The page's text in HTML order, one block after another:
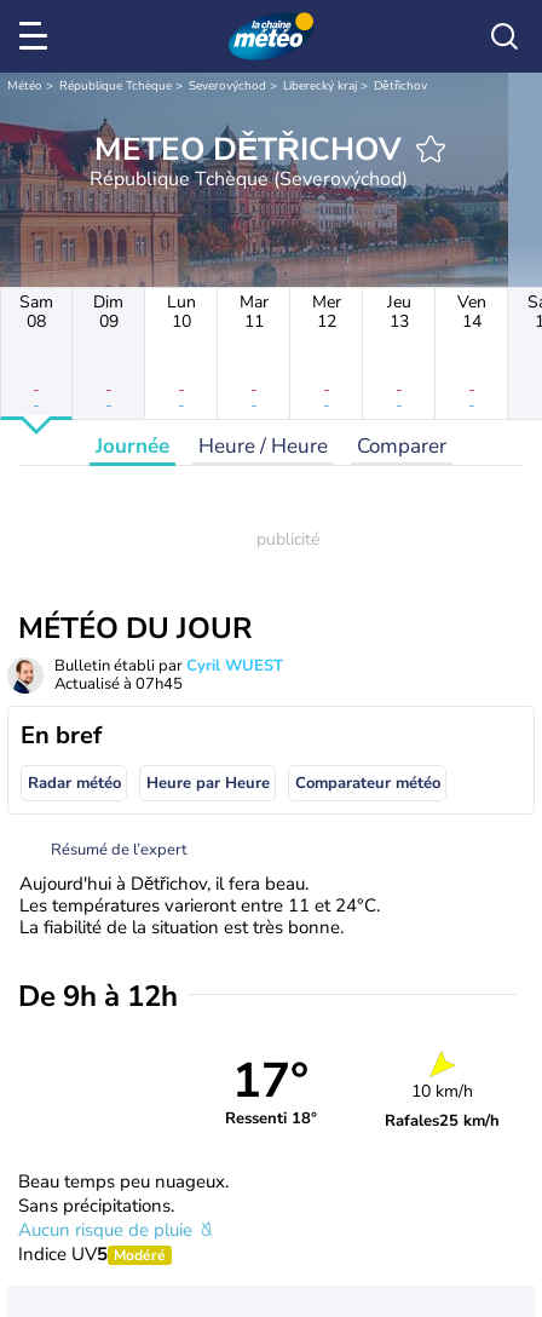
Météo République Tchèque Severovýchod Liberecký kraj Dětřichov
METEO DĚTŘICHOV
République Tchèque (Severovýchod)
Sam
08
-
-
Dim
09
-
-
Lun
10
-
-
Mar
11
-
-
Mer
12
-
-
Jeu
13
-
-
Ven
14
-
-
Journée Heure / Heure Comparer
MÉTÉO DU JOUR
Bulletin établi parCyril WUEST
Actualisé à 07h45
En bref
Radar météo Heure par Heure Comparateur météo
Résumé de l’expert
Aujourd'hui à Dětřichov, il fera beau.
Les températures varieront entre 11 et 24°C.
La fiabilité de la situation est très bonne.
De 9h à 12h
17°
Ressenti 18°
10 km/h
Rafales25 km/h
Beau temps peu nuageux.
Sans précipitations.
Aucun risque de pluie
Indice UV5 Modéré